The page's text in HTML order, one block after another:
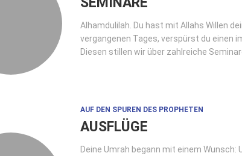
Alhamdulilah. Du hast mit Allahs Willen
vergangenen Tages, verspürst du einen
Diesen stillen wir über zahlreiche
AUF DEN SPUREN DES PROPHETEN
AUSFLÜGE
Deine Umrah begann mit einem